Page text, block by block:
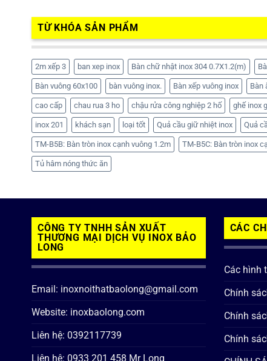
TỪ KHÓA SẢN PHẨM
2m xếp 3 ban xep inox Bàn chữ nhật inox 304 0.7X1.2(m)
Bàn vuông 60x100 bàn vuông inox. Bàn xếp vuông inox Bàn
cao cấp chau rua 3 ho chậu rửa công nghiệp 2 hố ghế inox
inox 201 khách sạn loại tốt Quả cầu giữ nhiệt inox Quả
TM-B5B: Bàn tròn inox cạnh vuông 1.2m TM-B5C: Bàn tròn inox
Tủ hâm nóng thức ăn
CÔNG TY TNHH SẢN XUẤT
THƯƠNG MẠI DỊCH VỤ INOX BẢO
LONG
Email: inoxnoithatbaolong@gmail.com
Website: inoxbaolong.com
Liên hệ: 0392117739
Liên hệ: 0933 201 458 Mr Long
CÁC
Các hình
Chính
Chính
Chính